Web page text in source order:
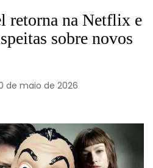
retorna na Netflix e
sobre novos
de maio de 2026